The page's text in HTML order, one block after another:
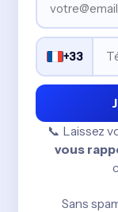
+33
📞 Laissez
vous
Sans